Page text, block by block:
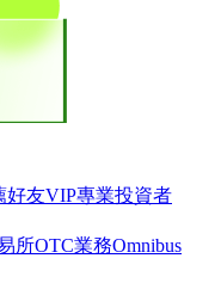
好友VIP專業投資者
所OTC業務Omnibus